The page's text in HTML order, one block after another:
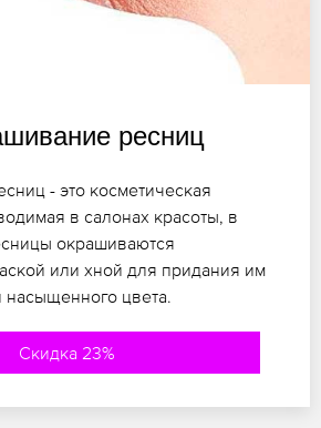
ресниц
- это косметическая
в салонах красоты, в
окрашиваются
или хной для придания им
насыщенного цвета.
Скидка 23%